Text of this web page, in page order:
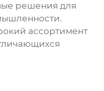
решения для
ассортимент